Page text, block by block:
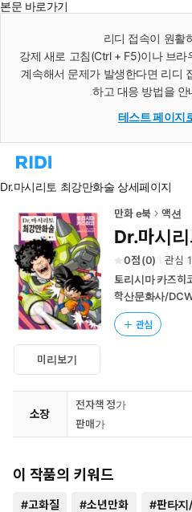
본문 바로가기
리디 접속이 원활
강제 새로 고침(Ctrl + F5)이나 브
계속해서 문제가 발생한다면 리디
하고 대응 방법을 안
테스트 페이지
리
홈
로
이
동
Dr.마시리토 최강만화술 상세페이지
미리보기
만화 e북 액션
Dr.마시리
0 (0) 관심
토리시마 카즈히
학산문화사/
관심
소장
전자책 정가
판매가
이 작품의 키워드
#고화질 #소년만화 #판타지